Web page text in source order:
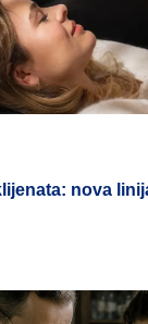
nova